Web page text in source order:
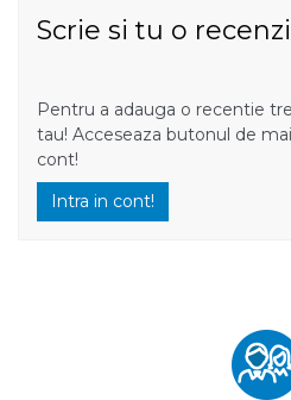
Scrie si tu o
Pentru a adauga o recentie
tau! Acceseaza butonul de
cont!
Intra in cont!